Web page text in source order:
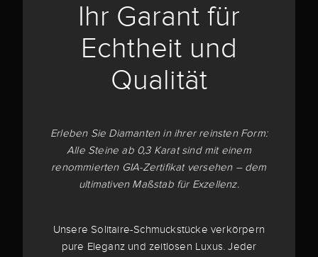
Ihr Garant für
Echtheit und
Qualität
Erleben Sie Diamanten in ihrer reinsten Form:
Alle Steine ab 0,3 Karat sind mit einem
renommierten GIA-Zertifikat versehen – dem
ultimativen Maßstab für Exzellenz.
Unsere Solitaire-Schmuckstücke verkörpern
pure Eleganz und zeitlosen Luxus. Jeder